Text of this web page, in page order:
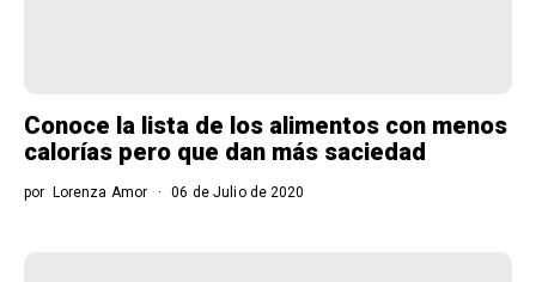
Conoce la lista de los alimentos con menos
calorías pero que dan más saciedad
por Lorenza Amor 06 de Julio de 2020